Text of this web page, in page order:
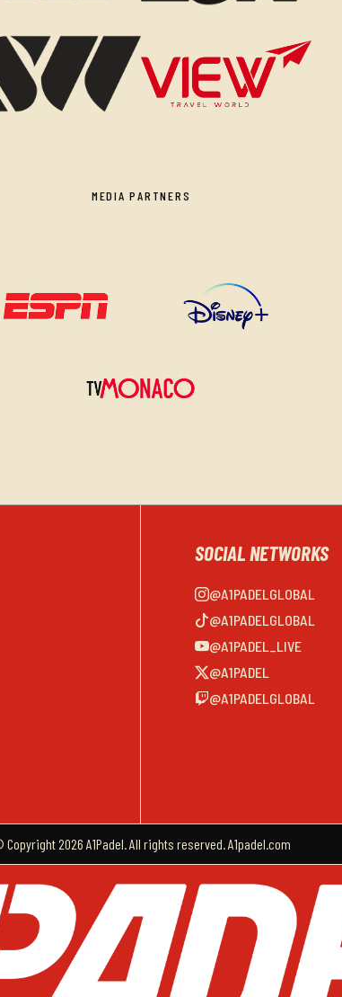
MEDIA PARTNERS
SOCIAL NETWORKS
@A1PADELGLOBAL
@A1PADELGLOBAL
@A1PADEL_LIVE
@A1PADEL
@A1PADELGLOBAL
2026 A1Padel. All rights reserved. A1padel.com